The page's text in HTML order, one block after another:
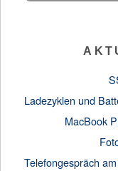
Ladezyklen und
MacBook
Telefongespräch